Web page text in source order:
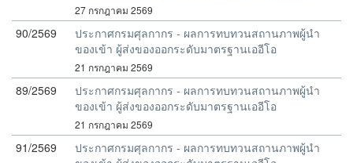
27 กรกฎาคม 2569
90/2569
ประกาศกรมศุลกากร - ผลการทบทวนสถานภาพผู้นำ
ของเข้า ผู้ส่งของออกระดับมาตรฐานเออีโอ
21 กรกฎาคม 2569
89/2569
ประกาศกรมศุลกากร - ผลการทบทวนสถานภาพผู้นำ
ของเข้า ผู้ส่งของออกระดับมาตรฐานเออีโอ
21 กรกฎาคม 2569
91/2569
ประกาศกรมศุลกากร - ผลการทบทวนสถานภาพผู้นำ